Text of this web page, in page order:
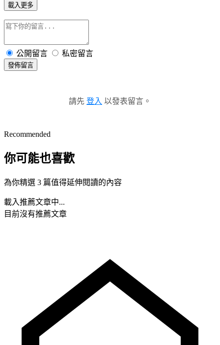
載入更多
公開留言 私密留言
發佈留言
請先 登入 以發表留言。
Recommended
你可能也喜歡
為你精選 3 篇值得延伸閱讀的內容
載入推薦文章中...
目前沒有推薦文章